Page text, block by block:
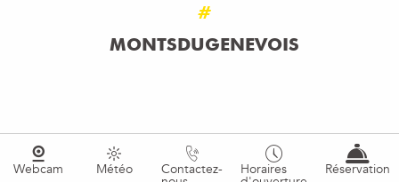
#
MONTSDUGENEVOIS
Webcam Météo Contactez- Horaires Réservation